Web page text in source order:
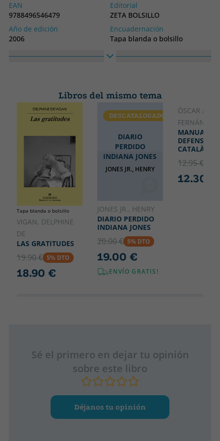
EAN
9788496546479
Editorial
ZETA BOLSILLO
Año de edición
2006
Encuadernación
Tapa blanda o bolsillo
Nº colección
Libros del mismo tema
Tapa blanda o bolsillo
VIGAN, DELPHINE
DE
LAS GRATITUDES
19.90 € 5% DTO
18.90 €
DIARIO
PERDIDO
INDIANA JONES
JONES JR., HENRY
DESCATALOGADO
JONES JR., HENRY
DIARIO PERDIDO
INDIANA JONES
20.00 € 5% DTO
19.00 €
¡ENVÍO GRATIS!
CATALÁN
ÒSCAR
FERNÁNDEZ
MANUAL DE
DEFENSA
CATALÀ
12.95 €
12.30 €
Sé el primero en dejar tu opinión
sobre este libro
Déjanos tu opinión